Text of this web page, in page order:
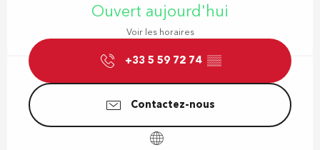
Ouvert aujourd'hui
Voir les horaires
+33 5 59 72 74 ▒▒
Contactez-nous